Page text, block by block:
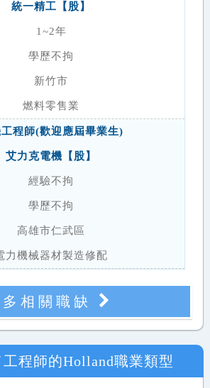
統一精工【股】
1~2年
學歷不拘
新竹市
燃料零售業
程師(歡迎應屆畢業生)
艾力克電機【股】
經驗不拘
學歷不拘
高雄市仁武區
力機械器材製造修配
相關職缺
程師的Holland職業類型